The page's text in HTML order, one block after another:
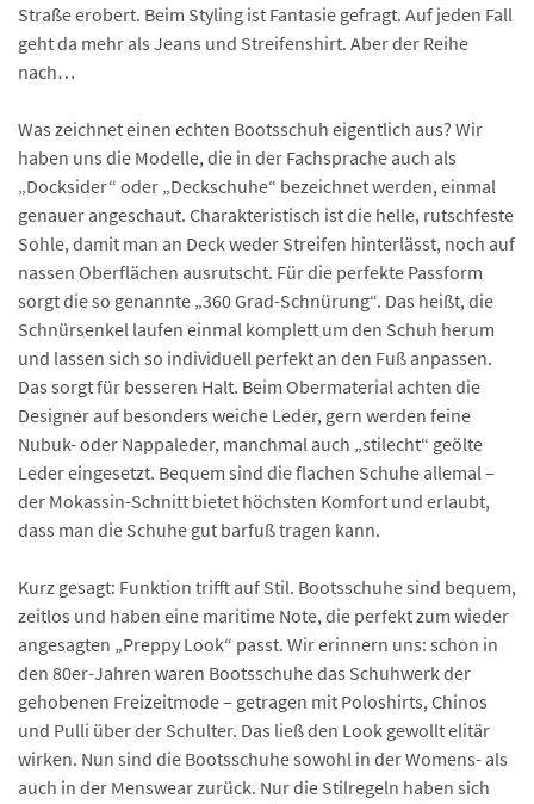
Straße erobert. Beim Styling ist Fantasie gefragt. Auf jeden Fall
geht da mehr als Jeans und Streifenshirt. Aber der Reihe
nach…
Was zeichnet einen echten Bootsschuh eigentlich aus? Wir
haben uns die Modelle, die in der Fachsprache auch als
„Docksider“ oder „Deckschuhe“ bezeichnet werden, einmal
genauer angeschaut. Charakteristisch ist die helle, rutschfeste
Sohle, damit man an Deck weder Streifen hinterlässt, noch auf
nassen Oberflächen ausrutscht. Für die perfekte Passform
sorgt die so genannte „360 Grad-Schnürung“. Das heißt, die
Schnürsenkel laufen einmal komplett um den Schuh herum
und lassen sich so individuell perfekt an den Fuß anpassen.
Das sorgt für besseren Halt. Beim Obermaterial achten die
Designer auf besonders weiche Leder, gern werden feine
Nubuk- oder Nappaleder, manchmal auch „stilecht“ geölte
Leder eingesetzt. Bequem sind die flachen Schuhe allemal –
der Mokassin-Schnitt bietet höchsten Komfort und erlaubt,
dass man die Schuhe gut barfuß tragen kann.
Kurz gesagt: Funktion trifft auf Stil. Bootsschuhe sind bequem,
zeitlos und haben eine maritime Note, die perfekt zum wieder
angesagten „Preppy Look“ passt. Wir erinnern uns: schon in
den 80er-Jahren waren Bootsschuhe das Schuhwerk der
gehobenen Freizeitmode – getragen mit Poloshirts, Chinos
und Pulli über der Schulter. Das ließ den Look gewollt elitär
wirken. Nun sind die Bootsschuhe sowohl in der Womens- als
auch in der Menswear zurück. Nur die Stilregeln haben sich